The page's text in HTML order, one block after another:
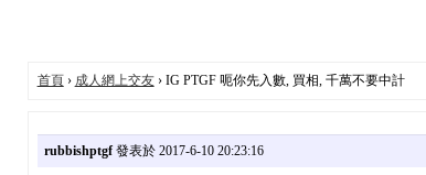
首頁› 成人網上交友› IG PTGF 呃你先入數, 買相, 千萬不要中計
rubbishptgf發表於 2017-6-10 20:23:16